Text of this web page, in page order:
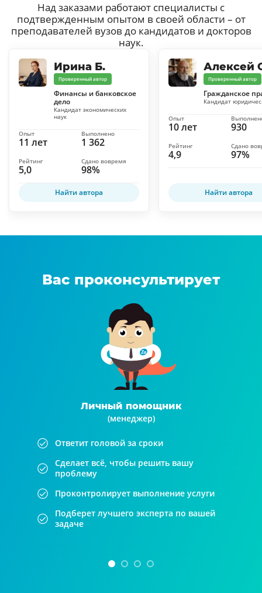
Над заказами работают специалисты с
подтвержденным опытом в своей области – от
преподавателей вузов до кандидатов и докторов
наук.
Ирина Б.
Проверенный автор
Финансы и банковское
дело
Кандидат экономических
наук
11 лет
Опыт
1 362
Выполнено
5,0
Рейтинг
98%
Сдано вовремя
Найти автора
Алексей
Проверенный автор
Гражданское
Кандидат
10 лет
Опыт
930
4,9
Рейтинг
97%
Сдано
Найти автора
Вас проконсультирует
Личный помощник
(менеджер)
Ответит головой за сроки
Сделает всё, чтобы решить вашу
проблему
Проконтролирует выполнение услуги
Подберет лучшего эксперта по вашей
задаче